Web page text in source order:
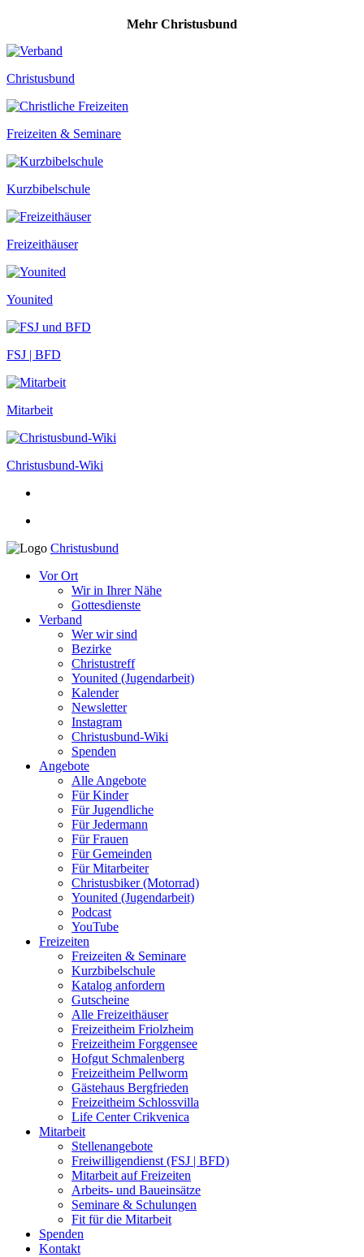
Mehr Christusbund
Christusbund
Freizeiten & Seminare
Kurzbibelschule
Freizeithäuser
Younited
FSJ | BFD
Mitarbeit
Christusbund-Wiki
Christusbund
Vor Ort
Wir in Ihrer Nähe
Gottesdienste
Verband
Wer wir sind
Bezirke
Christustreff
Younited (Jugendarbeit)
Kalender
Newsletter
Instagram
Christusbund-Wiki
Spenden
Angebote
Alle Angebote
Für Kinder
Für Jugendliche
Für Jedermann
Für Frauen
Für Gemeinden
Für Mitarbeiter
Christusbiker (Motorrad)
Younited (Jugendarbeit)
Podcast
YouTube
Freizeiten
Freizeiten & Seminare
Kurzbibelschule
Katalog anfordern
Gutscheine
Alle Freizeithäuser
Freizeitheim Friolzheim
Freizeitheim Forggensee
Hofgut Schmalenberg
Freizeitheim Pellworm
Gästehaus Bergfrieden
Freizeitheim Schlossvilla
Life Center Crikvenica
Mitarbeit
Stellenangebote
Freiwilligendienst (FSJ | BFD)
Mitarbeit auf Freizeiten
Arbeits- und Baueinsätze
Seminare & Schulungen
Fit für die Mitarbeit
Spenden
Kontakt